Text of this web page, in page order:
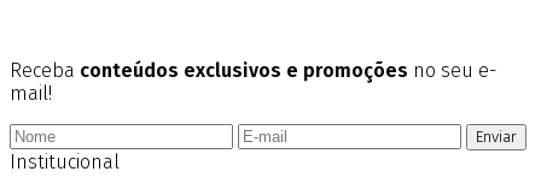
Receba conteúdos exclusivos e promoções no seu e-
mail!
Enviar
Institucional